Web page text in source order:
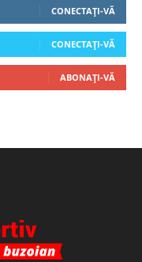
CONECTAȚI-VĂ
CONECTAȚI-VĂ
ABONAȚI-VĂ